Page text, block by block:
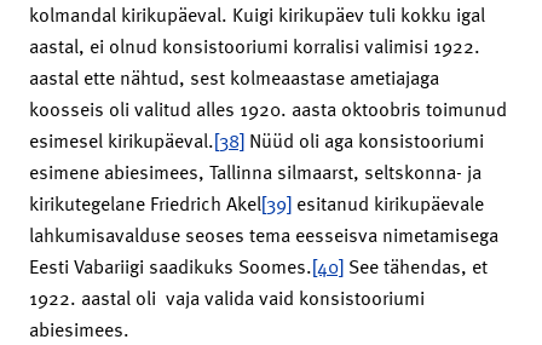
kolmandal kirikupäeval. Kuigi kirikupäev tuli kokku igal
aastal, ei olnud konsistooriumi korralisi valimisi 1922.
aastal ette nähtud, sest kolmeaastase ametiajaga
koosseis oli valitud alles 1920. aasta oktoobris toimunud
esimesel kirikupäeval.[38] Nüüd oli aga konsistooriumi
esimene abiesimees, Tallinna silmaarst, seltskonna- ja
kirikutegelane Friedrich Akel[39] esitanud kirikupäevale
lahkumisavalduse seoses tema eesseisva nimetamisega
Eesti Vabariigi saadikuks Soomes.[40] See tähendas, et
1922. aastal oli vaja valida vaid konsistooriumi
abiesimees.